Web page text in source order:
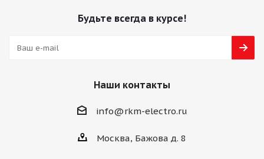
Будьте всегда в курсе!
Наши контакты
info@rkm-electro.ru
Москва, Бажова д. 8